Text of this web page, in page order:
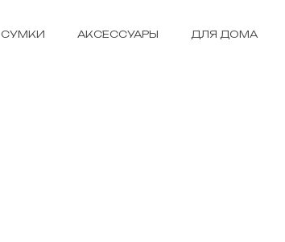
СУМКИ АКСЕССУАРЫ ДЛЯ ДОМА